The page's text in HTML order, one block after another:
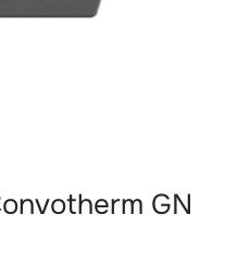
GN